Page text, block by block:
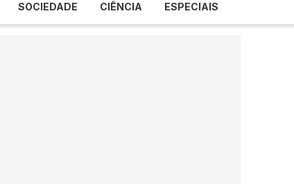
SOCIEDADE CIÊNCIA ESPECIAIS